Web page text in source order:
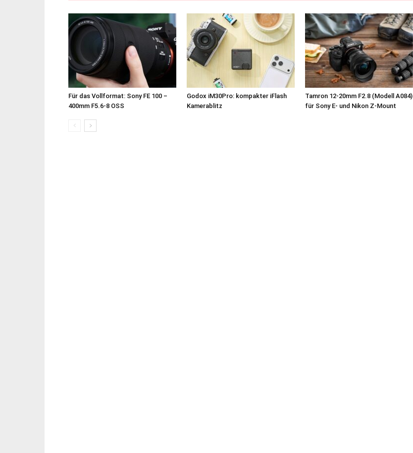
Für das Vollformat: Sony FE 100 –
400mm F5.6-8 OSS
Godox iM30Pro: kompakter iFlash
Kamerablitz
Tamron 12-20mm F2.8 (Modell A084)
für Sony E- und Nikon Z-Mount